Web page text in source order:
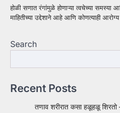
होळी सणात रंगांमुळे होणाऱ्या त्वचेच्या
माहितीच्या उद्देशाने आहे आणि कोणत्याही
Search
Recent Posts
तणाव शरीरात कसा हळूहळू